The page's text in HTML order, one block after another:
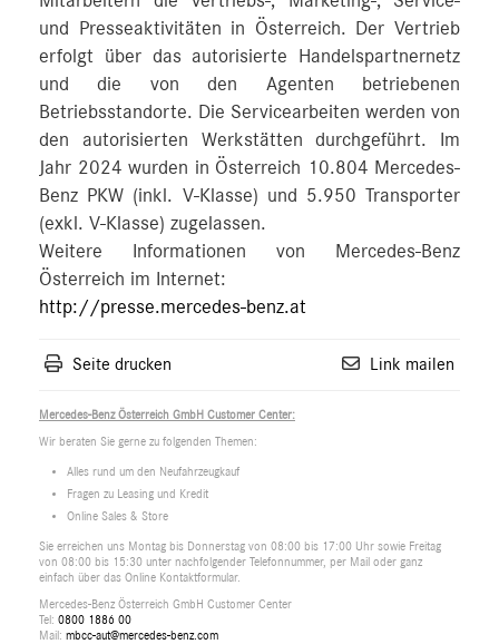
und Presseaktivitäten in Österreich. Der Vertrieb
erfolgt über das autorisierte Handelspartnernetz
und die von den Agenten betriebenen
Betriebsstandorte. Die Servicearbeiten werden von
den autorisierten Werkstätten durchgeführt. Im
Jahr 2024 wurden in Österreich 10.804 Mercedes-
Benz PKW (inkl. V-Klasse) und 5.950 Transporter
(exkl. V-Klasse) zugelassen.
Weitere Informationen von Mercedes-Benz
Österreich im Internet:
http://presse.mercedes-benz.at
Seite drucken Link mailen
Mercedes-Benz Österreich GmbH Customer Center:
Wir beraten Sie gerne zu folgenden Themen:
Alles rund um den Neufahrzeugkauf
Fragen zu Leasing und Kredit
Online Sales & Store
Sie erreichen uns Montag bis Donnerstag von 08:00 bis 17:00 Uhr sowie Freitag
von 08:00 bis 15:30 unter nachfolgender Telefonnummer, per Mail oder ganz
einfach über das Online Kontaktformular.
Mercedes-Benz Österreich GmbH Customer Center
Tel: 0800 1886 00
Mail: mbcc-aut@mercedes-benz.com